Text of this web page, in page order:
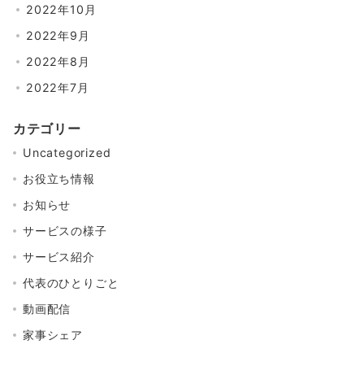
2022年10月
2022年9月
2022年8月
2022年7月
カテゴリー
Uncategorized
お役立ち情報
お知らせ
サービスの様子
サービス紹介
代表のひとりごと
動画配信
家事シェア